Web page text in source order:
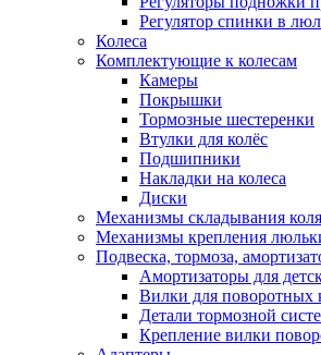
Регулятор спинки в
Колеса
Комплектующие к колесам
Камеры
Покрышки
Тормозные шестеренки
Втулки для колёс
Подшипники
Накладки на колеса
Диски
Механизмы складывания
Механизмы крепления
Подвеска, тормоза,
Амортизаторы для
Вилки для поворотных
Детали тормозной
Крепление вилки